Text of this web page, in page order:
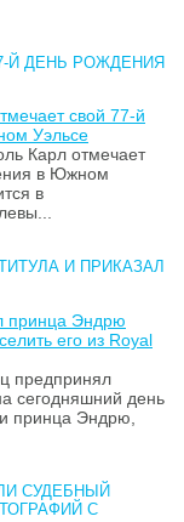
Й ДЕНЬ РОЖДЕНИЯ
свой 77-й
Уэльсе
Карл отмечает
в Южном
в
И ПРИКАЗАЛ
принца Эндрю
его из Royal
предпринял
сегодняшний день
принца Эндрю,
СУДЕБНЫЙ
С